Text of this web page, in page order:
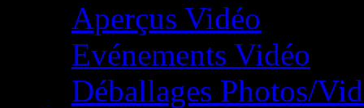
Aperçus Vidéo
Evénements Vidéo
Déballages Photos/